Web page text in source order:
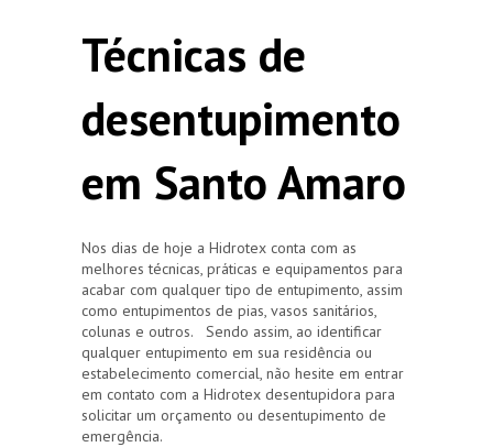
Técnicas de
desentupimento
em Santo Amaro
Nos dias de hoje a Hidrotex conta com as
melhores técnicas, práticas e equipamentos para
acabar com qualquer tipo de entupimento, assim
como entupimentos de pias, vasos sanitários,
colunas e outros. Sendo assim, ao identificar
qualquer entupimento em sua residência ou
estabelecimento comercial, não hesite em entrar
em contato com a Hidrotex desentupidora para
solicitar um orçamento ou desentupimento de
emergência.